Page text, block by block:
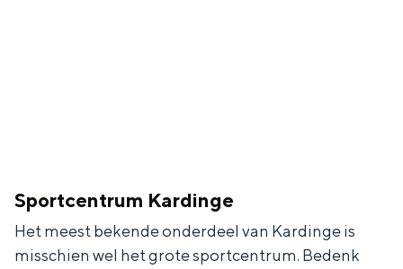
Sportcentrum Kardinge
Het meest bekende onderdeel van Kardinge is
misschien wel het grote sportcentrum. Bedenk